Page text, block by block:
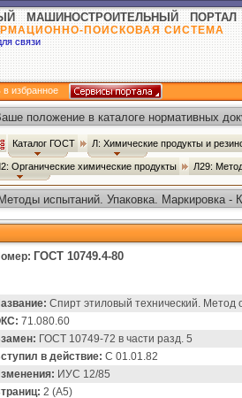
МАШИНОСТРОИТЕЛЬНЫЙ ПОРТАЛ
ПОИСКОВАЯ СИСТЕМА
связи
в избранное
положение в каталоге нормативных
Каталог ГОСТ Л: Химические продукты и
Органические химические продукты Л29:
Методы испытаний. Упаковка. Маркировка -
ГОСТ 10749.4-80
Спирт этиловый технический.
71.080.60
ГОСТ 10749-72 в части разд. 5
в действие: С 01.01.82
ИУС 12/85
2 (А5)